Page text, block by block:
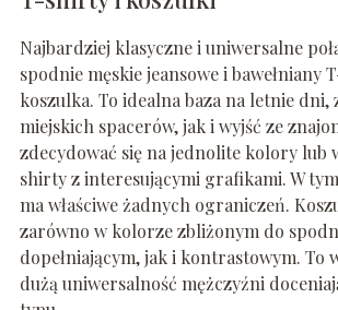
Najbardziej klasyczne i uniwersalne
spodnie męskie jeansowe i bawełniany
koszulka. To idealna baza na letnie dni,
miejskich spacerów, jak i wyjść ze
zdecydować się na jednolite kolory lub
shirty z interesującymi grafikami. W
ma właściwe żadnych ograniczeń.
zarówno w kolorze zbliżonym do
dopełniającym, jak i kontrastowym. To
dużą uniwersalność mężczyźni